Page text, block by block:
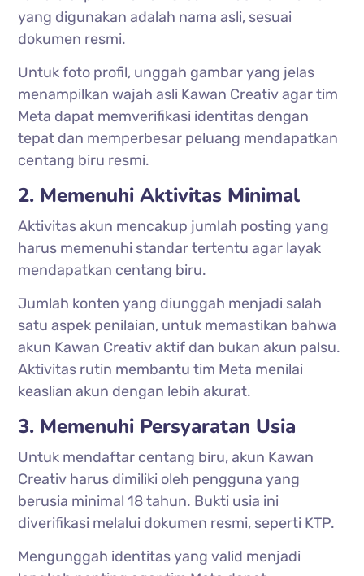
yang digunakan adalah nama asli, sesuai
dokumen resmi.
Untuk foto profil, unggah gambar yang jelas
menampilkan wajah asli Kawan Creativ agar tim
Meta dapat memverifikasi identitas dengan
tepat dan memperbesar peluang mendapatkan
centang biru resmi.
2. Memenuhi Aktivitas Minimal
Aktivitas akun mencakup jumlah posting yang
harus memenuhi standar tertentu agar layak
mendapatkan centang biru.
Jumlah konten yang diunggah menjadi salah
satu aspek penilaian, untuk memastikan bahwa
akun Kawan Creativ aktif dan bukan akun palsu.
Aktivitas rutin membantu tim Meta menilai
keaslian akun dengan lebih akurat.
3. Memenuhi Persyaratan Usia
Untuk mendaftar centang biru, akun Kawan
Creativ harus dimiliki oleh pengguna yang
berusia minimal 18 tahun. Bukti usia ini
diverifikasi melalui dokumen resmi, seperti KTP.
Mengunggah identitas yang valid menjadi